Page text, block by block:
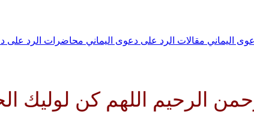
اليماني مقالات الرد على دعوى اليماني محاضرات الرد على
اللهم كن لوليك الحجة